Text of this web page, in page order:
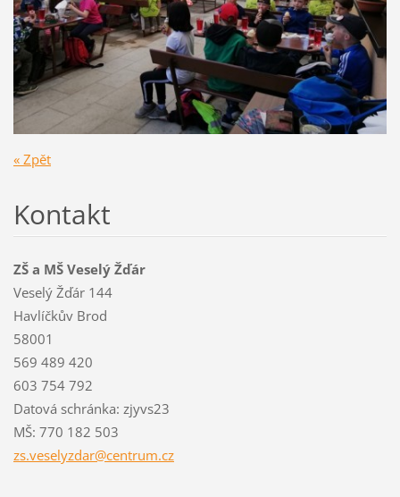
« Zpět
Kontakt
ZŠ a MŠ Veselý Žďár
Veselý Žďár 144
Havlíčkův Brod
58001
569 489 420
603 754 792
Datová schránka: zjyvs23
MŠ: 770 182 503
zs.veselyzdar@centrum.cz